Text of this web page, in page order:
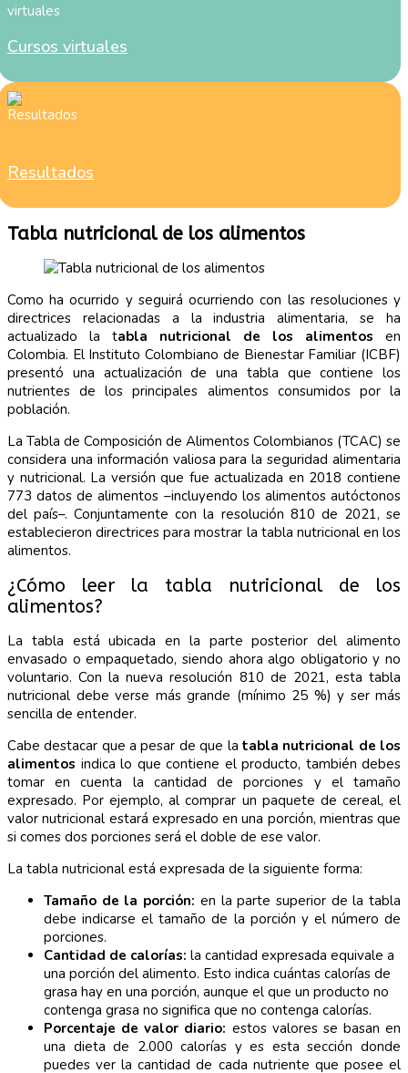
Cursos virtuales
Resultados
Tabla nutricional de los alimentos
Como ha ocurrido y seguirá ocurriendo con las resoluciones y
directrices relacionadas a la industria alimentaria, se ha
actualizado la tabla nutricional de los alimentos en
Colombia. El Instituto Colombiano de Bienestar Familiar (ICBF)
presentó una actualización de una tabla que contiene los
nutrientes de los principales alimentos consumidos por la
población.
La Tabla de Composición de Alimentos Colombianos (TCAC) se
considera una información valiosa para la seguridad alimentaria
y nutricional. La versión que fue actualizada en 2018 contiene
773 datos de alimentos –incluyendo los alimentos autóctonos
del país–. Conjuntamente con la resolución 810 de 2021, se
establecieron directrices para mostrar la tabla nutricional en los
alimentos.
¿Cómo leer la tabla nutricional de los
alimentos?
La tabla está ubicada en la parte posterior del alimento
envasado o empaquetado, siendo ahora algo obligatorio y no
voluntario. Con la nueva resolución 810 de 2021, esta tabla
nutricional debe verse más grande (mínimo 25 %) y ser más
sencilla de entender.
Cabe destacar que a pesar de que la tabla nutricional de los
alimentos indica lo que contiene el producto, también debes
tomar en cuenta la cantidad de porciones y el tamaño
expresado. Por ejemplo, al comprar un paquete de cereal, el
valor nutricional estará expresado en una porción, mientras que
si comes dos porciones será el doble de ese valor.
La tabla nutricional está expresada de la siguiente forma:
Tamaño de la porción: en la parte superior de la tabla
debe indicarse el tamaño de la porción y el número de
porciones.
Cantidad de calorías: la cantidad expresada equivale a
una porción del alimento. Esto indica cuántas calorías de
grasa hay en una porción, aunque el que un producto no
contenga grasa no significa que no contenga calorías.
Porcentaje de valor diario: estos valores se basan en
una dieta de 2.000 calorías y es esta sección donde
puedes ver la cantidad de cada nutriente que posee el